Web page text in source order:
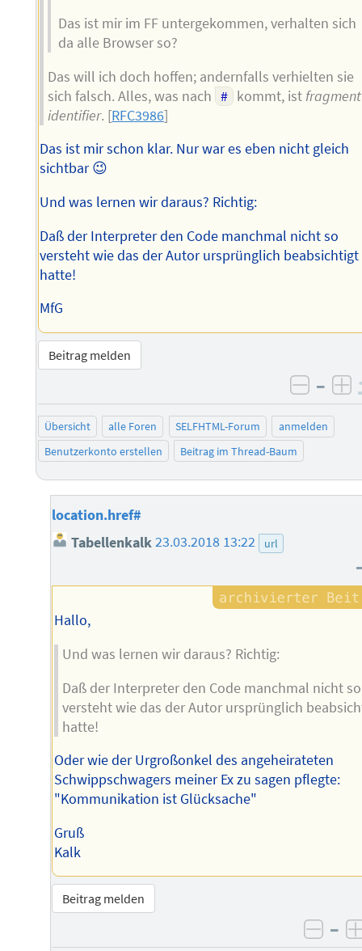
Das ist mir im FF untergekommen, verhalten sich
da alle Browser so?
Das will ich doch hoffen; andernfalls verhielten sie
sich falsch. Alles, was nach # kommt, ist fragment
identifier. [RFC3986]
Das ist mir schon klar. Nur war es eben nicht gleich
sichtbar 😉
Und was lernen wir daraus? Richtig:
Daß der Interpreter den Code manchmal nicht so
versteht wie das der Autor ursprünglich beabsichtigt
hatte!
MfG
Beitrag melden
–
Übersicht alle Foren SELFHTML-Forum
anmelden
Benutzerkonto erstellen
Beitrag im Thread-Baum
location.href#
Tabellenkalk23.03.2018 13:22 url
Hallo,
Und was lernen wir daraus? Richtig:
Daß der Interpreter den Code manchmal nicht so
versteht wie das der Autor ursprünglich
hatte!
Oder wie der Urgroßonkel des angeheirateten
Schwippschwagers meiner Ex zu sagen pflegte:
"Kommunikation ist Glücksache"
Gruß
Kalk
Beitrag melden
–